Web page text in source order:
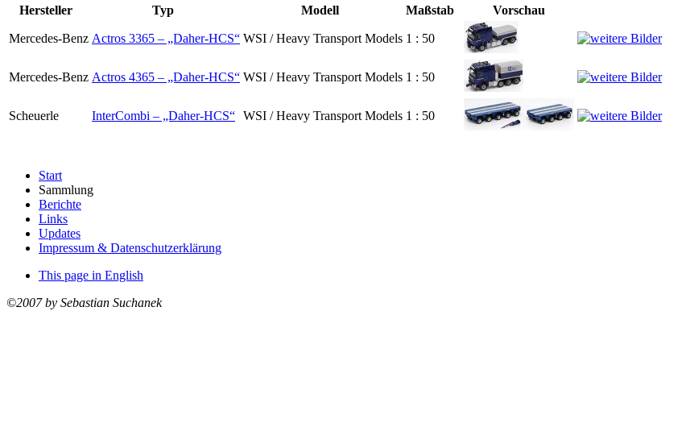
Hersteller Typ Modell Maßstab Vorschau
Mercedes-Benz Actros 3365 – „Daher-HCS“ WSI / Heavy Transport Models 1 : 50
Mercedes-Benz Actros 4365 – „Daher-HCS“ WSI / Heavy Transport Models 1 : 50
Scheuerle InterCombi – „Daher-HCS“ WSI / Heavy Transport Models 1 : 50
Start
Sammlung
Berichte
Links
Updates
Impressum & Datenschutzerklärung
This page in English
©2007 by Sebastian Suchanek